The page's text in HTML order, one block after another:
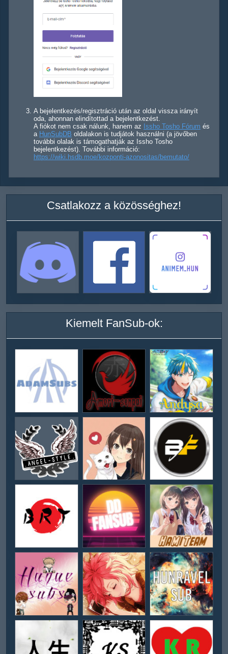
A bejelentkezés/regisztráció után az oldal vissza irányít
oda, ahonnan elindítottad a bejelentkezést.
A fiókot nem csak nálunk, hanem az Issho Tosho Fórum és
a HunSubDB oldalakon is tudjátok használni (a jövőben
további olalak is támogathatják az Issho Tosho
bejelentkezést). További információ:
https://wiki.hsdb.moe/kozponti-azonositas/bemutato/
Csatlakozz a közösséghez!
Kiemelt FanSub-ok: